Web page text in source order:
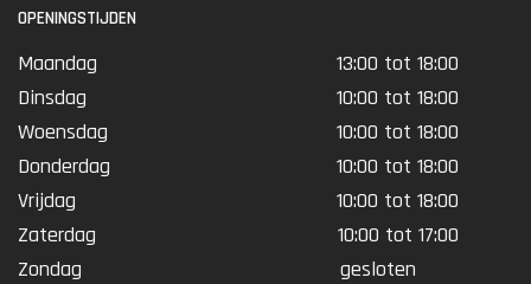
OPENINGSTIJDEN
Maandag
13:00 tot 18:00
Dinsdag
10:00 tot 18:00
Woensdag
10:00 tot 18:00
Donderdag
10:00 tot 18:00
Vrijdag
10:00 tot 18:00
Zaterdag
10:00 tot 17:00
Zondag
gesloten